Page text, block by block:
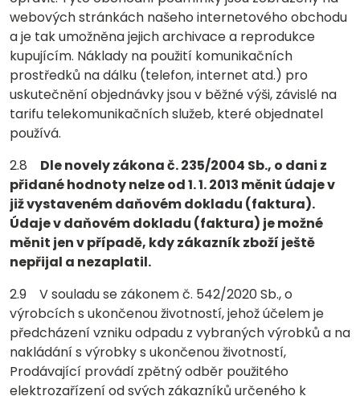
webových stránkách našeho internetového obchodu
a je tak umožněna jejich archivace a reprodukce
kupujícím. Náklady na použití komunikačních
prostředků na dálku (telefon, internet atd.) pro
uskutečnění objednávky jsou v běžné výši, závislé na
tarifu telekomunikačních služeb, které objednatel
používá.
2.8 Dle novely zákona č. 235/2004 Sb., o dani z
přidané hodnoty nelze od 1. 1. 2013 měnit údaje v
již vystaveném daňovém dokladu (faktura).
Údaje v daňovém dokladu (faktura) je možné
měnit jen v případě, kdy zákazník zboží ještě
nepřijal a nezaplatil.
2.9 V souladu se zákonem č. 542/2020 Sb., o
výrobcích s ukončenou životností, jehož účelem je
předcházení vzniku odpadu z vybraných výrobků a na
nakládání s výrobky s ukončenou životností,
Prodávající provádí zpětný odběr použitého
elektrozařízení od svých zákazníků určeného k